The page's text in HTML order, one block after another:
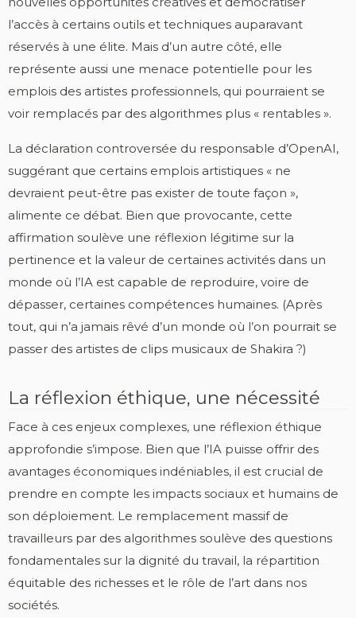
l’accès à certains outils et techniques auparavant
réservés à une élite. Mais d’un autre côté, elle
représente aussi une menace potentielle pour les
emplois des artistes professionnels, qui pourraient se
voir remplacés par des algorithmes plus « rentables ».
La déclaration controversée du responsable d’OpenAI,
suggérant que certains emplois artistiques « ne
devraient peut-être pas exister de toute façon »,
alimente ce débat. Bien que provocante, cette
affirmation soulève une réflexion légitime sur la
pertinence et la valeur de certaines activités dans un
monde où l’IA est capable de reproduire, voire de
dépasser, certaines compétences humaines. (Après
tout, qui n’a jamais rêvé d’un monde où l’on pourrait se
passer des artistes de clips musicaux de Shakira ?)
La réflexion éthique, une nécessité
Face à ces enjeux complexes, une réflexion éthique
approfondie s’impose. Bien que l’IA puisse offrir des
avantages économiques indéniables, il est crucial de
prendre en compte les impacts sociaux et humains de
son déploiement. Le remplacement massif de
travailleurs par des algorithmes soulève des questions
fondamentales sur la dignité du travail, la répartition
équitable des richesses et le rôle de l’art dans nos
sociétés.